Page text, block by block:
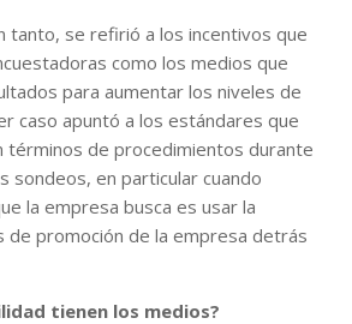
tanto, se refirió a los incentivos que
como los medios que
para aumentar los niveles de
caso apuntó a los estándares que
términos de procedimientos durante
sondeos, en particular cuando
la empresa busca es usar la
de promoción de la empresa detrás
tienen los medios?